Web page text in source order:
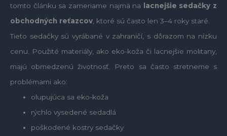
tomto článku sa zameriame najmä na
lacnejšie sedačky z
obchodných reťazcov , ktoré sú často len 3–4 roky staré.
Tieto sedačky sú vyrábané v zahraničí, s dôrazom na nízku
cenu. Použité materiály, ako eko-koža či lacnejšie molitany,
majú obmedzenú životnosť. Preto sa často stretneme s
problémami ako:
olupujúca sa eko-koža
rýchlo vysedené sedadlá
poškodené kostry sedačky